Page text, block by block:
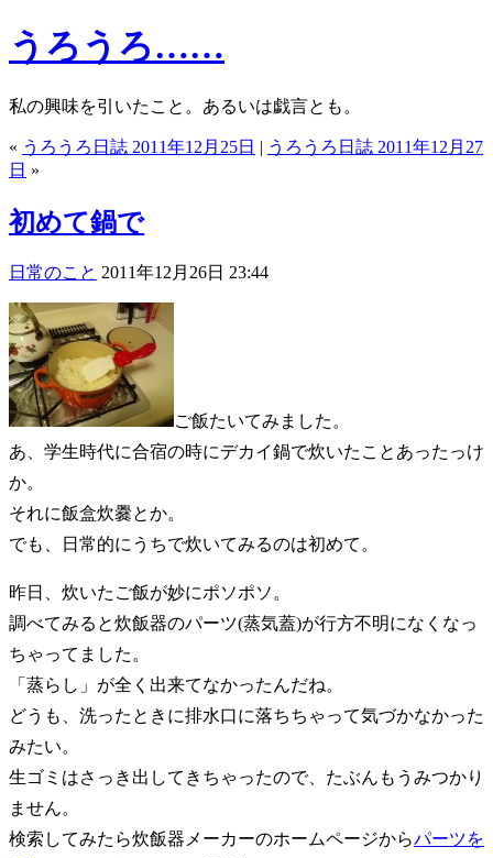
うろうろ……
私の興味を引いたこと。あるいは戯言とも。
« うろうろ日誌 2011年12月25日 | うろうろ日誌 2011年12月27
日 »
初めて鍋で
日常のこと 2011年12月26日 23:44
ご飯たいてみました。
あ、学生時代に合宿の時にデカイ鍋で炊いたことあったっけ
か。
それに飯盒炊爨とか。
でも、日常的にうちで炊いてみるのは初めて。
昨日、炊いたご飯が妙にポソポソ。
調べてみると炊飯器のパーツ(蒸気蓋)が行方不明になくなっ
ちゃってました。
「蒸らし」が全く出来てなかったんだね。
どうも、洗ったときに排水口に落ちちゃって気づかなかった
みたい。
生ゴミはさっき出してきちゃったので、たぶんもうみつかり
ません。
検索してみたら炊飯器メーカーのホームページからパーツを